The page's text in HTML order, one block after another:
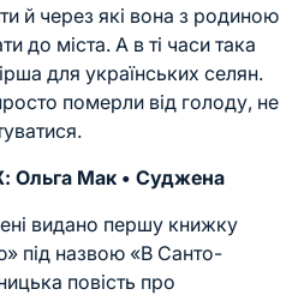
й через які вона з родиною
до міста. А в ті часи така
для українських селян.
померли від голоду, не
Ольга Мак • Суджена
видано першу книжку
під назвою «В Санто-
повість про